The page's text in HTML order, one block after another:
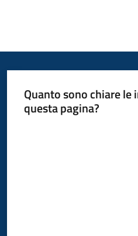
Quanto sono chiare
questa pagina?